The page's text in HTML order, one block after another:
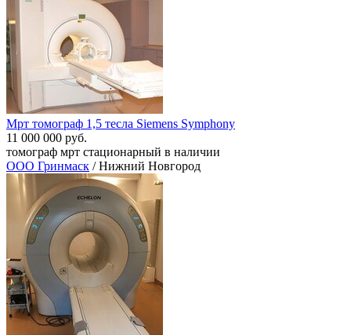
Мрт томограф 1,5 тесла Siemens Symphony
11 000 000 руб.
томограф мрт стационарный в наличии
ООО Гринмаск / Нижний Новгород